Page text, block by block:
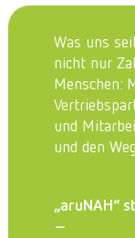
Was uns
nicht nur
Menschen:
und
und den
„aruNAH”
–